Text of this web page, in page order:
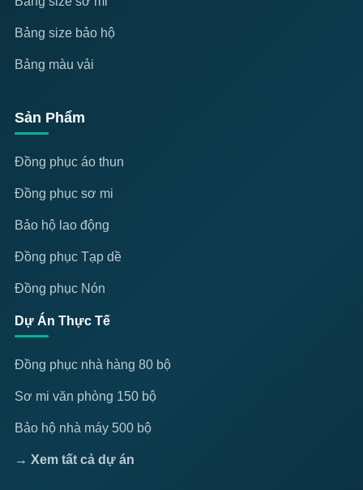
Bảng size bảo hộ
Bảng màu vải
Sản Phẩm
Đồng phục áo thun
Đồng phục sơ mi
Bảo hộ lao động
Đồng phục Tạp dề
Đồng phục Nón
Dự Án Thực Tế
Đồng phục nhà hàng 80 bộ
Sơ mi văn phòng 150 bộ
Bảo hộ nhà máy 500 bộ
→ Xem tất cả dự án